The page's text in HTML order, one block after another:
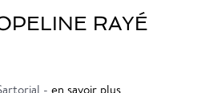
RAYÉ
- en savoir plus